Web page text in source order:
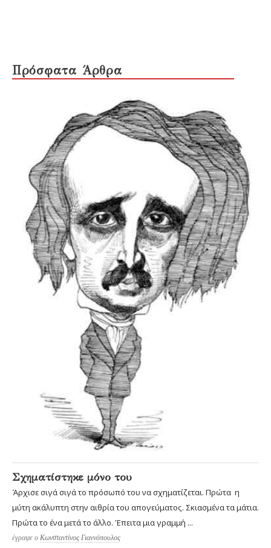
Πρόσφατα Άρθρα
Σχηματίστηκε μόνο του
Άρχισε σιγά σιγά το πρόσωπό του να σχηματίζεται. Πρώτα η
μύτη ακάλυπτη στην αιθρία του απογεύματος. Σκιασμένα τα μάτια.
Πρώτα το ένα μετά το άλλο. Έπειτα μια γραμμή ...
έγραψε ο Κωνσταντίνος Γιαννόπουλος